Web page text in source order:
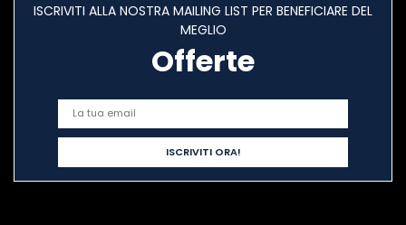
ISCRIVITI ALLA NOSTRA MAILING LIST PER BENEFICIARE DEL
MEGLIO
Offerte